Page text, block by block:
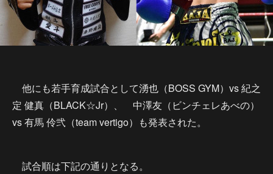
他にも若手育成試合として湧也（BOSS GYM）vs 紀之
定 健真（BLACK☆Jr）、 中澤友（ビンチェレあべの）
vs 有馬 伶弐（team vertigo）も発表された。
試合順は下記の通りとなる。